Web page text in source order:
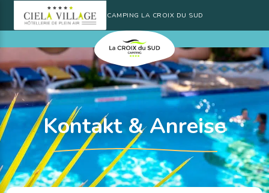
CAMPING LA CROIX DU SUD
Kontakt & Anreise